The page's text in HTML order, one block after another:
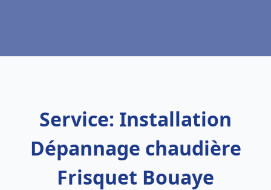
Service: Installation
Dépannage chaudière
Frisquet Bouaye